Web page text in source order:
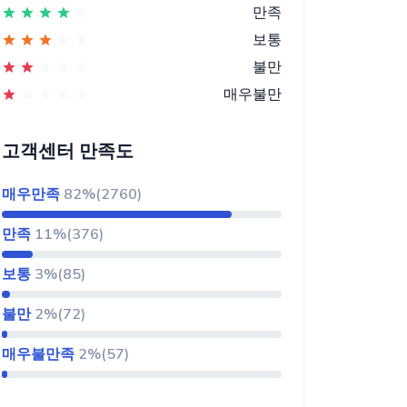
만족
보통
불만
매우불만
고객센터 만족도
매우만족 82%(2760)
만족 11%(376)
보통 3%(85)
불만 2%(72)
매우불만족 2%(57)